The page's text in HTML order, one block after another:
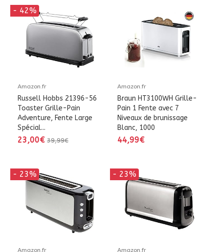
- 42%
Amazon.fr
Russell Hobbs 21396-56
Toaster Grille-Pain
Adventure, Fente Large
Spécial...
23,00€ 39,99€
Amazon.fr
Braun HT3100WH Grille-
Pain 1 Fente avec 7
Niveaux de brunissage
Blanc, 1000
44,99€
- 23%
Amazon.fr
- 23%
Amazon.fr